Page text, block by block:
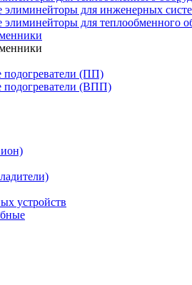
элиминейторы для инженерных
для теплообменного
подогреватели (ПП)
подогреватели (ВПП)
устройств